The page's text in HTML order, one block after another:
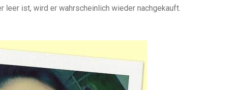
leer ist, wird er wahrscheinlich wieder nachgekauft.